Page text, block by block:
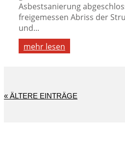
Asbestsanierung
freigemessen Abriss der
und...
mehr lesen
« ÄLTERE EINTRÄGE